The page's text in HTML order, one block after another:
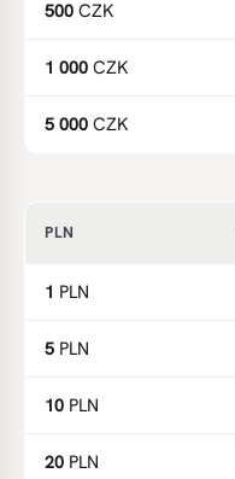
500 CZK
1 000 CZK
5 000 CZK
PLN
1 PLN
5 PLN
10 PLN
20 PLN